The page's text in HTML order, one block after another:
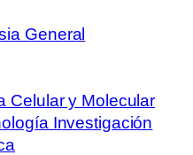
General
Celular y Molecular
Investigación